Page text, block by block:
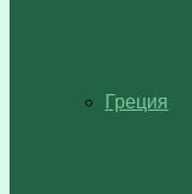
Греция